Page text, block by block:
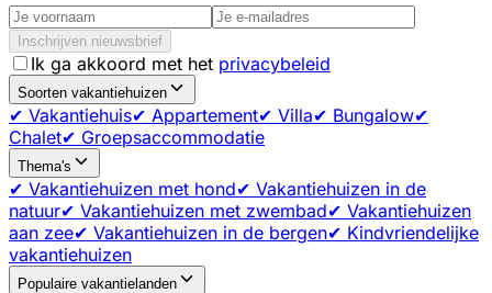
Inschrijven nieuwsbrief
Ik ga akkoord met het privacybeleid
Soorten vakantiehuizen
✔ Vakantiehuis✔ Appartement✔ Villa✔ Bungalow✔
Chalet✔ Groepsaccommodatie
Thema's
✔ Vakantiehuizen met hond✔ Vakantiehuizen in de
natuur✔ Vakantiehuizen met zwembad✔ Vakantiehuizen
aan zee✔ Vakantiehuizen in de bergen✔ Kindvriendelijke
vakantiehuizen
Populaire vakantielanden